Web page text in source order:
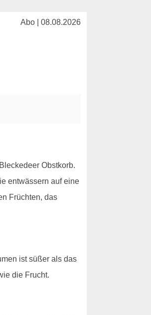
Abo | 08.08.2026
Obstkorb.
entwässern auf eine
Früchten, das
ist süßer als das
die Frucht.